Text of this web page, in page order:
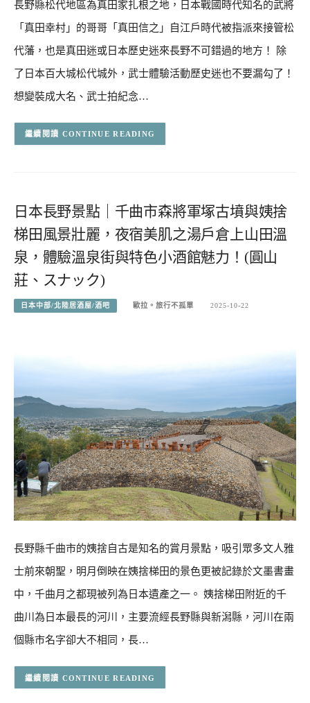
長野縣松代地區為真田家扎根之地，日本戰國時代知名的武將
「真田幸村」的哥哥「真田信之」自江戶時代被指派來接管松
代藩，也是真田迷或日本歷史迷來長野不可錯過的地方！ 除
了日本百大城松代城外，武士體驗活動歷史迷也不要漏勾了！
想變裝成大名、武士拍紀念…
CONTINUE READING
日本長野景點｜千曲市森將軍塚古墳與姨捨
梯田風景壯麗，夜宿美肌之湯戶倉上山田溫
泉，體驗溫泉街與特色小酒館魅力！(圓山
莊、スナック)
日本中部/北陸居酒屋/酒吧 歐拉。旅行不孤單 2025-10-22
長野縣千曲市的姨捨自古是知名的賞月景點，吸引眾多文人雅
士前來朝聖，明月倒映在姨捨梯田的景色更被記錄於文墨書畫
中，千曲月之都現被列為日本遺產之一。 姨捨梯田附近的千
曲川為日本最長的河川，主要流經長野縣與新潟縣，河川在兩
個縣市名字卻大不相同，長…
CONTINUE READING